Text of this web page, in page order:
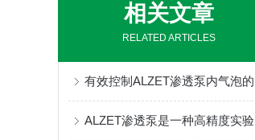
相关文章
RELATED ARTICLES